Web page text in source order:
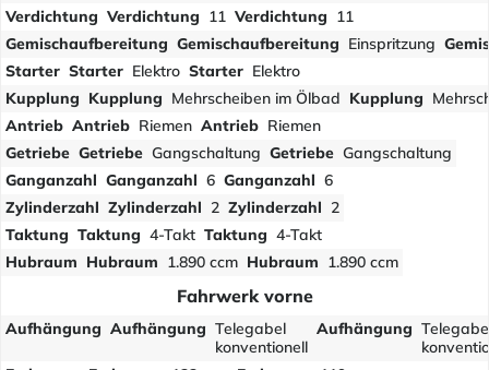
Verdichtung Verdichtung 11 Verdichtung 11
Gemischaufbereitung Gemischaufbereitung Einspritzung
Starter Starter Elektro Starter Elektro
Kupplung Kupplung Mehrscheiben im Ölbad Kupplung
Antrieb Antrieb Riemen Antrieb Riemen
Getriebe Getriebe Gangschaltung Getriebe Gangschaltung
Ganganzahl Ganganzahl 6 Ganganzahl 6
Zylinderzahl Zylinderzahl 2 Zylinderzahl 2
Taktung Taktung 4-Takt Taktung 4-Takt
Hubraum Hubraum 1.890 ccm Hubraum 1.890 ccm
Fahrwerk vorne
Aufhängung Aufhängung Telegabel
konventionell
Aufhängung